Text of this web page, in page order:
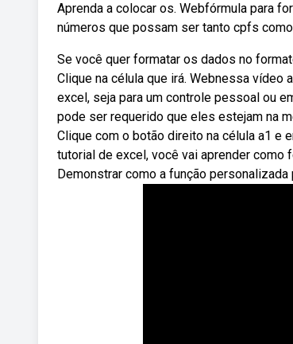
Aprenda a colocar os. Webfórmula para
números que possam ser tanto cpfs
Se você quer formatar os dados no
Clique na célula que irá. Webnessa
excel, seja para um controle pessoal ou
pode ser requerido que eles estejam na
Clique com o botão direito na célula a1 e
tutorial de excel, você vai aprender como
Demonstrar como a função